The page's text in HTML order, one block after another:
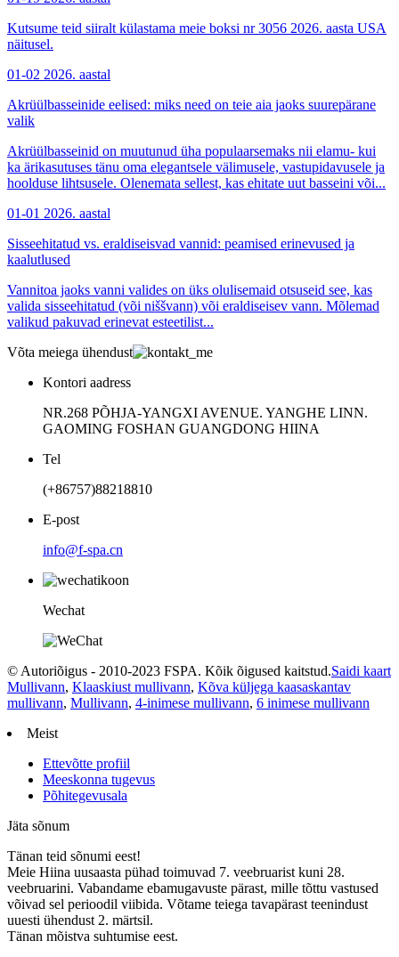
Kutsume teid siiralt külastama meie boksi nr 3056 2026. aasta USA
näitusel.
01-02 2026. aastal
Akrüülbasseinide eelised: miks need on teie aia jaoks suurepärane
valik
Akrüülbasseinid on muutunud üha populaarsemaks nii elamu- kui
ka ärikasutuses tänu oma elegantsele välimusele, vastupidavusele ja
hoolduse lihtsusele. Olenemata sellest, kas ehitate uut basseini või...
01-01 2026. aastal
Sisseehitatud vs. eraldiseisvad vannid: peamised erinevused ja
kaalutlused
Vannitoa jaoks vanni valides on üks olulisemaid otsuseid see, kas
valida sisseehitatud (või niššvann) või eraldiseisev vann. Mõlemad
valikud pakuvad erinevat esteetilist...
Võta meiega ühendust
Kontori aadress
NR.268 PÕHJA-YANGXI AVENUE. YANGHE LINN.
GAOMING FOSHAN GUANGDONG HIINA
Tel
(+86757)88218810
E-post
info@f-spa.cn
Wechat
© Autoriõigus - 2010-2023 FSPA. Kõik õigused kaitstud.Saidi kaart
Mullivann, Klaaskiust mullivann, Kõva küljega kaasaskantav
mullivann, Mullivann, 4-inimese mullivann, 6 inimese mullivann
Meist
Ettevõtte profiil
Meeskonna tugevus
Põhitegevusala
Jäta sõnum
Tänan teid sõnumi eest!
Meie Hiina uusaasta pühad toimuvad 7. veebruarist kuni 28.
veebruarini. Vabandame ebamugavuste pärast, mille tõttu vastused
võivad sel perioodil viibida. Võtame teiega tavapärast teenindust
uuesti ühendust 2. märtsil.
Tänan mõistva suhtumise eest.